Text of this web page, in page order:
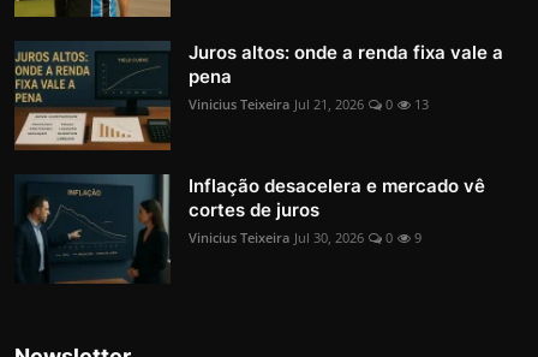
Juros altos: onde a renda fixa vale a
pena
Vinicius Teixeira Jul 21, 2026 0 13
Inflação desacelera e mercado vê
cortes de juros
Vinicius Teixeira Jul 30, 2026 0 9